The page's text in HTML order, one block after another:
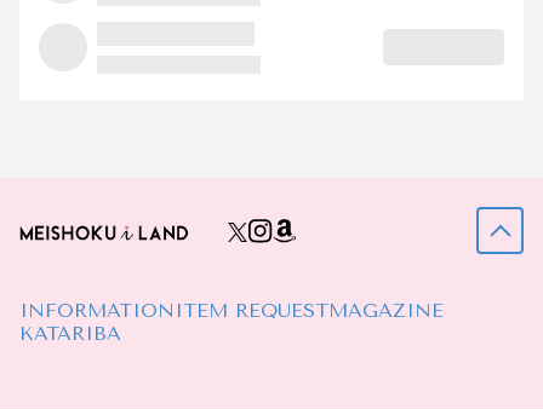
INFORMATION ITEM REQUESTMAGAZINE
KATARIBA